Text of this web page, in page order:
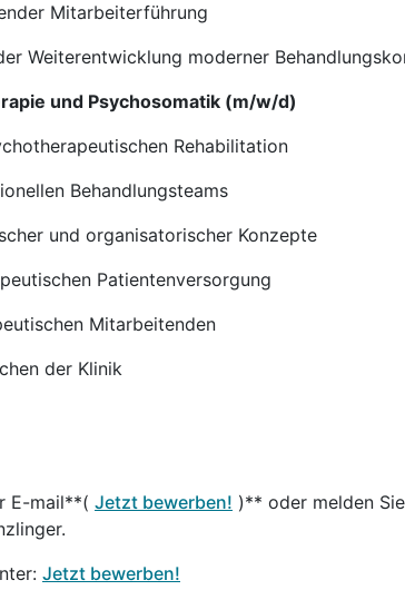
Mitarbeiterführung
Weiterentwicklung moderner
und Psychosomatik (m/w/d)
Rehabilitation
Behandlungsteams
und organisatorischer Konzepte
Patientenversorgung
Mitarbeitenden
der Klinik
E-mail**( Jetzt bewerben! )** oder melden
Jetzt bewerben!